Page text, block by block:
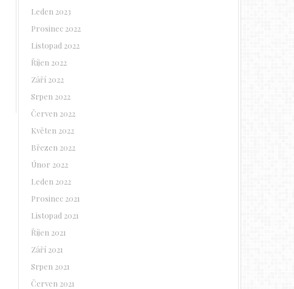
Leden 2023
Prosinec 2022
Listopad 2022
Říjen 2022
Září 2022
Srpen 2022
Červen 2022
Květen 2022
Březen 2022
Únor 2022
Leden 2022
Prosinec 2021
Listopad 2021
Říjen 2021
Září 2021
Srpen 2021
Červen 2021